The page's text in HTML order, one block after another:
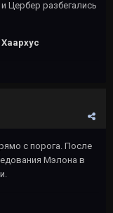
Цербер разбегались
с порога. После
Мэлона в